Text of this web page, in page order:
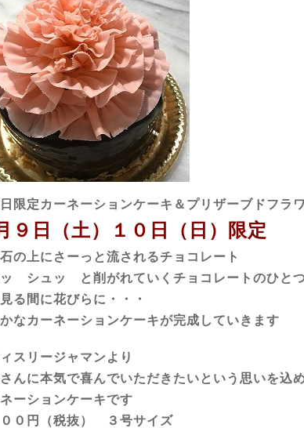
限定カーネーションケーキ＆プリザーブドフラ
９日（土）１０日（日）限定
の上にさーっと流されるチョコレート
ッ シュッ と削がれていくチョコレートのひと
る間に花びらに・・・
なカーネーションケーキが完成していきます
スリージャマンより
んに本気で喜んでいただきたいという思いを込
ーションケーキです
００円（税抜） ３号サイズ